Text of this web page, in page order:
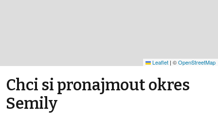
Leaflet | ©OpenStreetMap
Chci si pronajmout okres
Semily